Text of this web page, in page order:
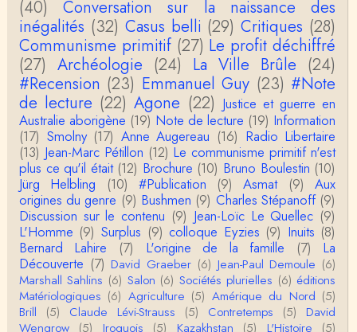
ur? La dernière edition française ou celle…
roland chaudat
le sous-titre de l’article de la Lutte de Classes “No
n, l’oppression des femmes n’a pas toujours exi…
roland chaudat
Votre gourmandise sera probablement récompens
ée parce que Snow apporte "de l'eau à votre m
o…
Christophe Darmangeat
...Et merci à vous pour Snow – qui m'a l'air d'être
davantage une histoire qu'une et…
roland chaudat
Tout à fait d'accord avec vous et quant à Leacock j
e n'ai lu qu'un de ses ouvrages et il…
Anonymous
Homo sapiens a clairement évolué depuis 300 00
(40)
Conversation sur la naissance des
inégalités (32) Casus belli (29) Critiques (28)
Communisme primitif (27) Le profit déchiffré
(27) Archéologie (24) La Ville Brûle (24)
#Recension (23) Emmanuel Guy (23) #Note
de lecture (22) Agone (22) Justice et guerre en
Australie aborigène (19) Note de lecture (19) Information
(17) Smolny (17) Anne Augereau (16) Radio Libertaire
(13) Jean-Marc Pétillon (12) Le communisme primitif n'est
plus ce qu'il était (12) Brochure (10) Bruno Boulestin (10)
Jürg Helbling
(10) #Publication (9) Asmat (9)
Aux
origines du genre (9) Bushmen (9) Charles Stépanoff (9)
Discussion sur le contenu (9) Jean-Loïc Le Quellec (9)
L'Homme (9) Surplus (9) colloque Eyzies (9) Inuits (8)
Bernard Lahire
(7) L'origine de la famille (7)
La
Découverte (7) David Graeber (6) Jean-Paul Demoule (6)
Marshall Sahlins (6) Salon (6) Sociétés plurielles (6) éditions
Matériologiques (6) Agriculture (5) Amérique du Nord (5)
Brill
(5) Claude Lévi-Strauss (5) Contretemps (5)
David
Wengrow (5) Iroquois (5) Kazakhstan (5) L'Histoire
(5)